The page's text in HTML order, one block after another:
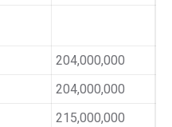
204,000,000
204,000,000
215,000,000